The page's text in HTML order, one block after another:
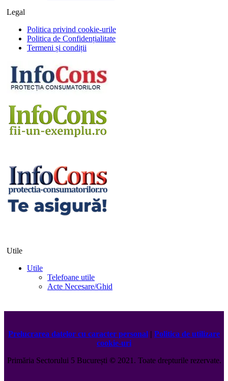
Legal
Politica privind cookie-urile
Politica de Confidențialitate
Termeni și condiții
Utile
Utile
Telefoane utile
Acte Necesare/Ghid
Prelucrarea datelor cu caracter personal | Politica de utilizare
cookie-uri
Primăria Sectorului 5 București ©️2021. Toate drepturile rezervate.